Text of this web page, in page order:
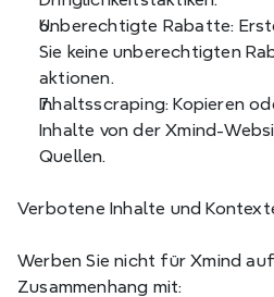
Unberechtigte Rabatte:
Sie keine unberechtigten
aktionen.
Inhaltsscraping: Kopieren
Inhalte von der Xmind-
Quellen.
Verbotene Inhalte und
Werben Sie nicht für Xmind
Zusammenhang mit: